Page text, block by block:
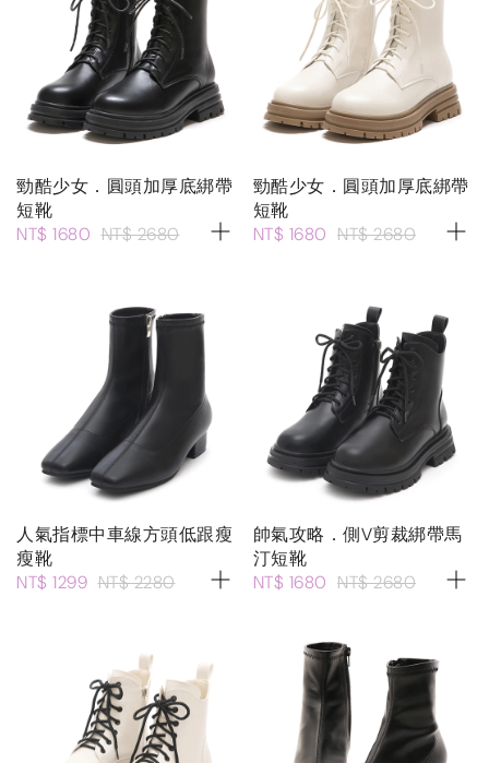
勁酷少女．圓頭加厚底綁帶
短靴
NT$ 1680 NT$ 2680
勁酷少女．圓頭加厚底綁帶
短靴
NT$ 1680 NT$ 2680
人氣指標中車線方頭低跟瘦
瘦靴
NT$ 1299 NT$ 2280
帥氣攻略．側V剪裁綁帶馬
汀短靴
NT$ 1680 NT$ 2680